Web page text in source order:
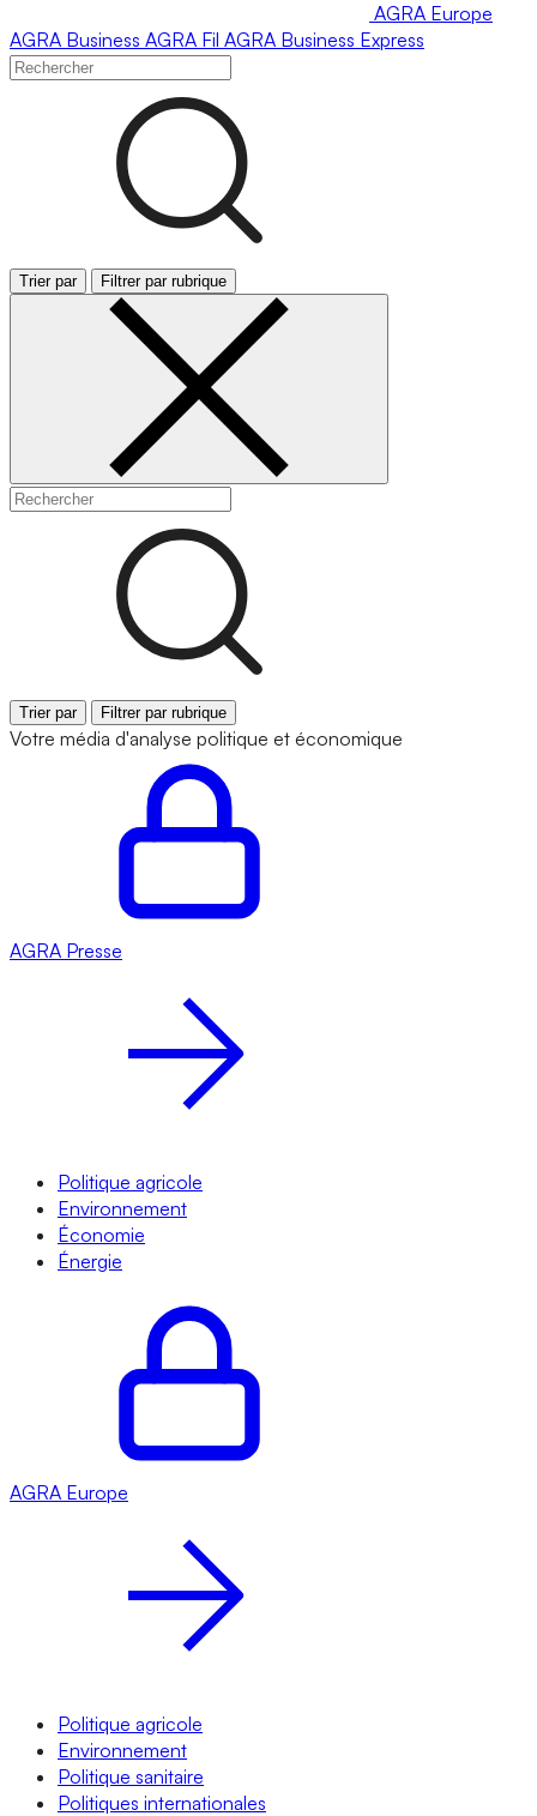
AGRA Europe
AGRA Business AGRA Fil AGRA Business Express
Trier par Filtrer par rubrique
Trier par Filtrer par rubrique
Votre média d'analyse politique et économique
AGRA Presse
Politique agricole
Environnement
Économie
Énergie
AGRA Europe
Politique agricole
Environnement
Politique sanitaire
Politiques internationales